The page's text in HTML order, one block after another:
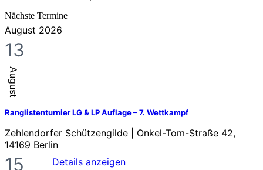
Nächste Termine
August 2026
13
August
Ranglistenturnier LG & LP Auflage – 7. Wettkampf
Zehlendorfer Schützengilde | Onkel-Tom-Straße 42,
14169 Berlin
Details anzeigen
15